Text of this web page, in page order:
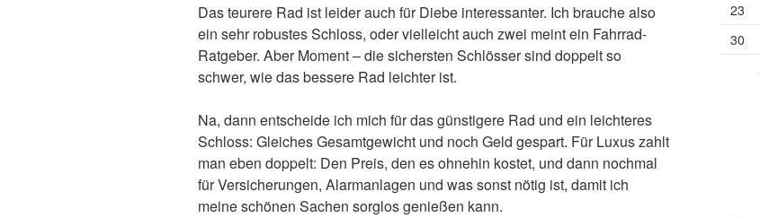
Das teurere Rad ist leider auch für Diebe interessanter. Ich brauche also
ein sehr robustes Schloss, oder vielleicht auch zwei meint ein Fahrrad-
Ratgeber. Aber Moment – die sichersten Schlösser sind doppelt so
schwer, wie das bessere Rad leichter ist.
Na, dann entscheide ich mich für das günstigere Rad und ein leichteres
Schloss: Gleiches Gesamtgewicht und noch Geld gespart. Für Luxus zahlt
man eben doppelt: Den Preis, den es ohnehin kostet, und dann nochmal
für Versicherungen, Alarmanlagen und was sonst nötig ist, damit ich
meine schönen Sachen sorglos genießen kann.
23
30